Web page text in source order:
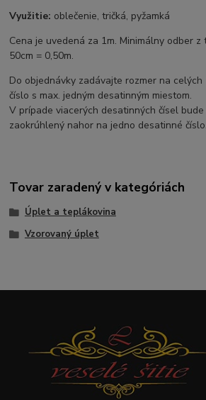
Využitie: oblečenie, tričká, pyžamká
Cena je uvedená za 1m. Minimálny odber
50cm = 0,50m.
Do objednávky zadávajte rozmer na celých
číslo s max. jedným desatinným miestom.
V prípade viacerých desatinných čísel
zaokrúhlený nahor na jedno desatinné číslo.
Tovar zaradený v kategóriách
Úplet a teplákovina
Vzorovaný úplet